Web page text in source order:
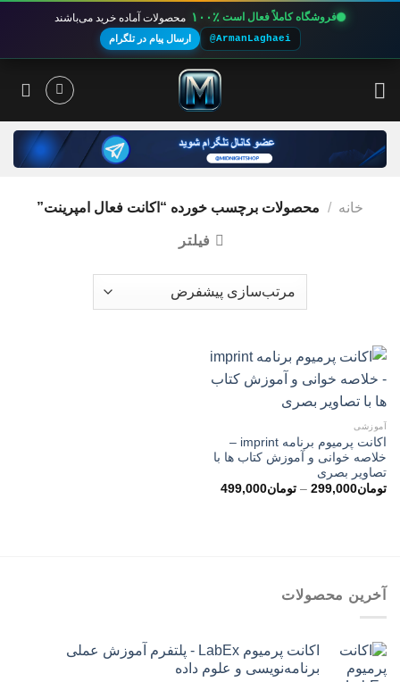
فروشگاه کاملاً فعال است ۱۰۰٪ محصولات آماده خرید می‌باشند
@ArmanLaghaei ارسال پیام در تلگرام
خانه / محصولات برچسب خورده “اکانت فعال امپرینت”
فیلتر
آموزشی
اکانت پرمیوم برنامه imprint –
خلاصه خوانی و آموزش کتاب ها با
تصاویر بصری
تومان299,000
– تومان499,000محدوده
آخرین محصولات
اکانت پرمیوم LabEx - پلتفرم آموزش عملی
برنامه‌نویسی و علوم داده